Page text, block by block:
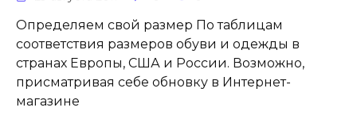
Определяем свой размер По таблицам
соответствия размеров обуви и одежды в
странах Европы, США и России. Возможно,
присматривая себе обновку в Интернет-
магазине